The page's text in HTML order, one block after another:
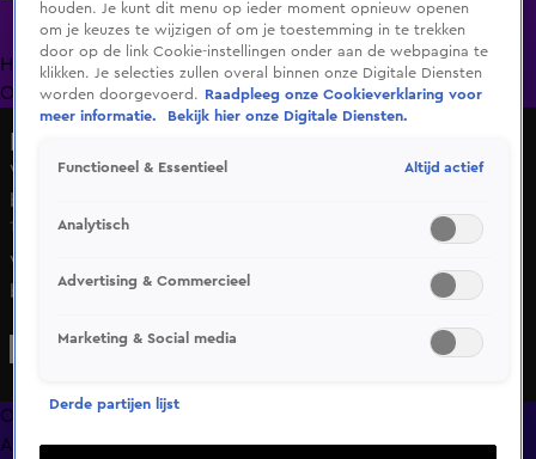
HomeUitzending Gemist Programma's De Bondgenoten
OranjezomerLivestreamsShop
Vijf wolvenwelpjes oefenen jacht, omsingelen en
besluipen zwijn
17 apr 2024, 23:06
Vijf wolvenwelpjes oefenen jacht, omsingelen en
besluipen zwijn
Overzicht
Afleveringen
houden. Je kunt dit menu op ieder moment opnieuw openen
om je keuzes te wijzigen of om je toestemming in te trekken
door op de link Cookie-instellingen onder aan de webpagina te
klikken. Je selecties zullen overal binnen onze Digitale Diensten
worden doorgevoerd.
Raadpleeg onze Cookieverklaring voor
meer informatie.
Bekijk hier onze Digitale Diensten.
Functioneel & Essentieel Altijd actief
Analytisch
Advertising & Commercieel
Marketing & Social media
Derde partijen lijst